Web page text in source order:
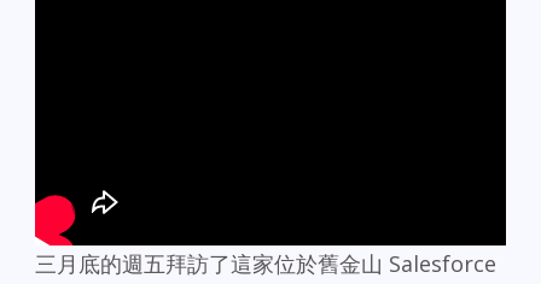
三月底的週五拜訪了這家位於舊金山 Salesforce